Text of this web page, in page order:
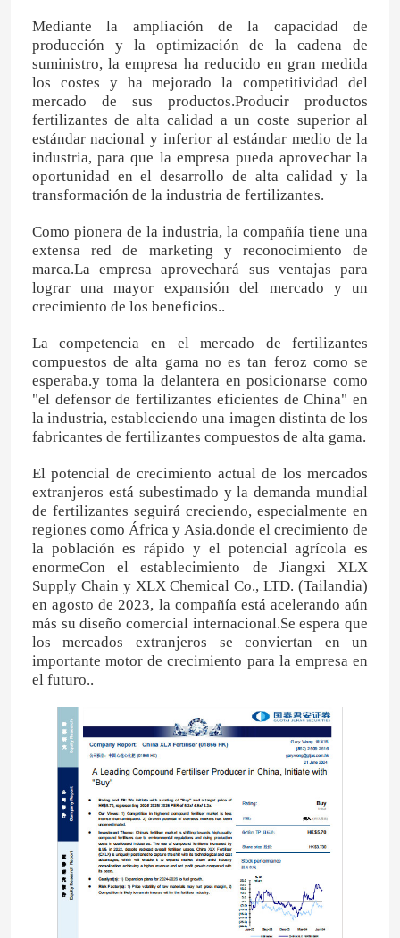
Hogar
Productos
Mediante la ampliación de la capacidad de
producción y la optimización de la cadena de
suministro, la empresa ha reducido en gran medida
los costes y ha mejorado la competitividad del
mercado de sus productos.Producir productos
fertilizantes de alta calidad a un coste superior al
estándar nacional y inferior al estándar medio de la
industria, para que la empresa pueda aprovechar la
oportunidad en el desarrollo de alta calidad y la
transformación de la industria de fertilizantes.
Como pionera de la industria, la compañía tiene una
extensa red de marketing y reconocimiento de
marca.La empresa aprovechará sus ventajas para
lograr una mayor expansión del mercado y un
crecimiento de los beneficios..
La competencia en el mercado de fertilizantes
compuestos de alta gama no es tan feroz como se
esperaba.y toma la delantera en posicionarse como
"el defensor de fertilizantes eficientes de China" en
la industria, estableciendo una imagen distinta de los
fabricantes de fertilizantes compuestos de alta gama.
El potencial de crecimiento actual de los mercados
extranjeros está subestimado y la demanda mundial
de fertilizantes seguirá creciendo, especialmente en
regiones como África y Asia.donde el crecimiento de
la población es rápido y el potencial agrícola es
enormeCon el establecimiento de Jiangxi XLX
Supply Chain y XLX Chemical Co., LTD. (Tailandia)
en agosto de 2023, la compañía está acelerando aún
más su diseño comercial internacional.Se espera que
los mercados extranjeros se conviertan en un
importante motor de crecimiento para la empresa en
el futuro..